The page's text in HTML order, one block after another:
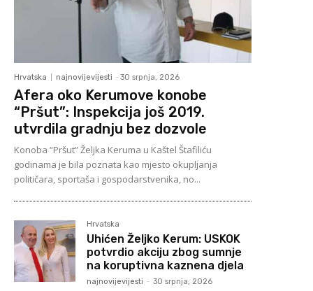
Hrvatska najnovijevijesti - 30 srpnja, 2026
Afera oko Kerumove konobe
“Pršut”: Inspekcija još 2019.
utvrdila gradnju bez dozvole
Konoba “Pršut” Željka Keruma u Kaštel Štafiliću
godinama je bila poznata kao mjesto okupljanja
političara, sportaša i gospodarstvenika, no...
Hrvatska
Uhićen Željko Kerum: USKOK
potvrdio akciju zbog sumnje
na koruptivna kaznena djela
najnovijevijesti - 30 srpnja, 2026